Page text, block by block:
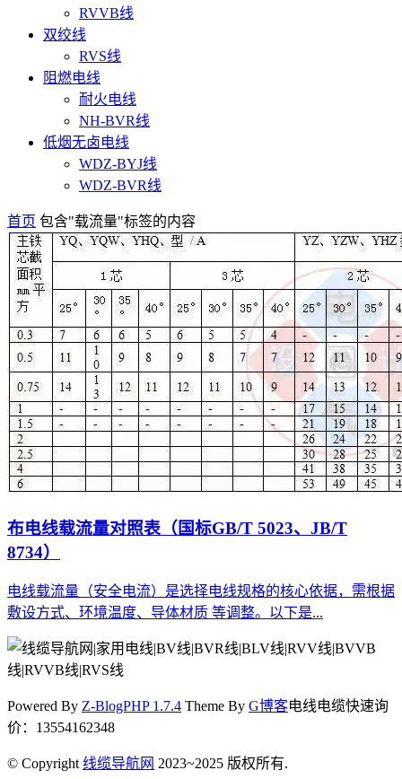
RVVB线
双绞线
RVS线
阻燃电线
耐火电线
NH-BVR线
低烟无卤电线
WDZ-BYJ线
WDZ-BVR线
首页 包含"载流量"标签的内容
布电线载流量对照表（国标GB/T 5023、JB/T
8734）
电线载流量（安全电流）是选择电线规格的核心依据，需根据
敷设方式、环境温度、导体材质 等调整。以下是...
Powered By Z-BlogPHP 1.7.4 Theme By G博客电线电缆快速询
价：13554162348
© Copyright线缆导航网 2023~2025 版权所有.